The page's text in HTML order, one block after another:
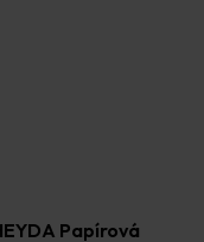
Papírová